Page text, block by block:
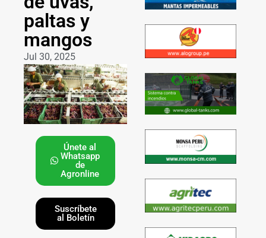
paltas y
mangos
Jul 30, 2025
Únete al
Whatsapp
de
Agronline
Suscríbete
al Boletín